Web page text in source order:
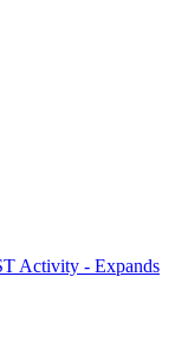
Activity - Expands